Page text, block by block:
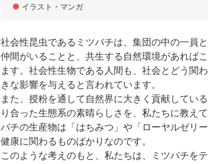
イラスト・マンガ
社会性昆虫であるミツバチは、集団の中の一員
仲間がいることと、共生する自然環境があれば
ます。社会性生物である人間も、社会とどう関
きな影響を与えると言われています。
また、授粉を通して自然界に大きく貢献してい
り合った生態系の素晴らしさを、私たちに教え
バチの生産物は「はちみつ」や「ローヤルゼリ
健康に関わるものばかりなのです。
このような考えのもと、私たちは、ミツバチを